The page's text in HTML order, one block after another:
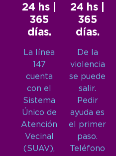
24 hs |
365
días.
La línea
147
cuenta
con el
Sistema
Único de
Atención
Vecinal
(SUAV),
24 hs |
365
días.
De la
violencia
se puede
salir.
Pedir
ayuda es
el primer
paso.
Teléfono